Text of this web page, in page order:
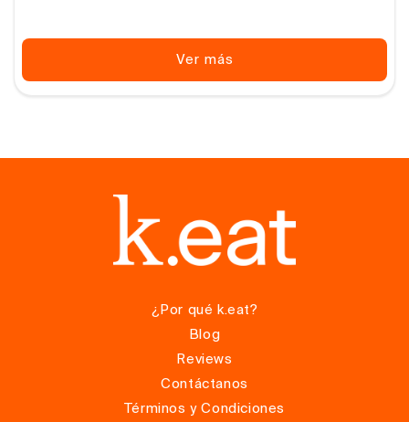
Ver más
¿Por qué k.eat?
Blog
Reviews
Contáctanos
Términos y Condiciones